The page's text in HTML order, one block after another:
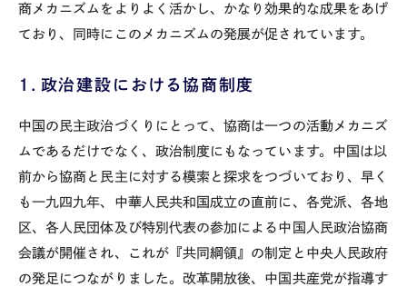
商メカニズムをよりよく活かし、かなり効果的な成果をあげ
ており、同時にこのメカニズムの発展が促されています。
１．政治建設における協商制度
中国の民主政治づくりにとって、協商は一つの活動メカニズ
ムであるだけでなく、政治制度にもなっています。中国は以
前から協商と民主に対する模索と探求をつづいており、早く
も一九四九年、中華人民共和国成立の直前に、各党派、各地
区、各人民団体及び特別代表の参加による中国人民政治協商
会議が開催され、これが『共同綱領』の制定と中央人民政府
の発足につながりました。改革開放後、中国共産党が指導す